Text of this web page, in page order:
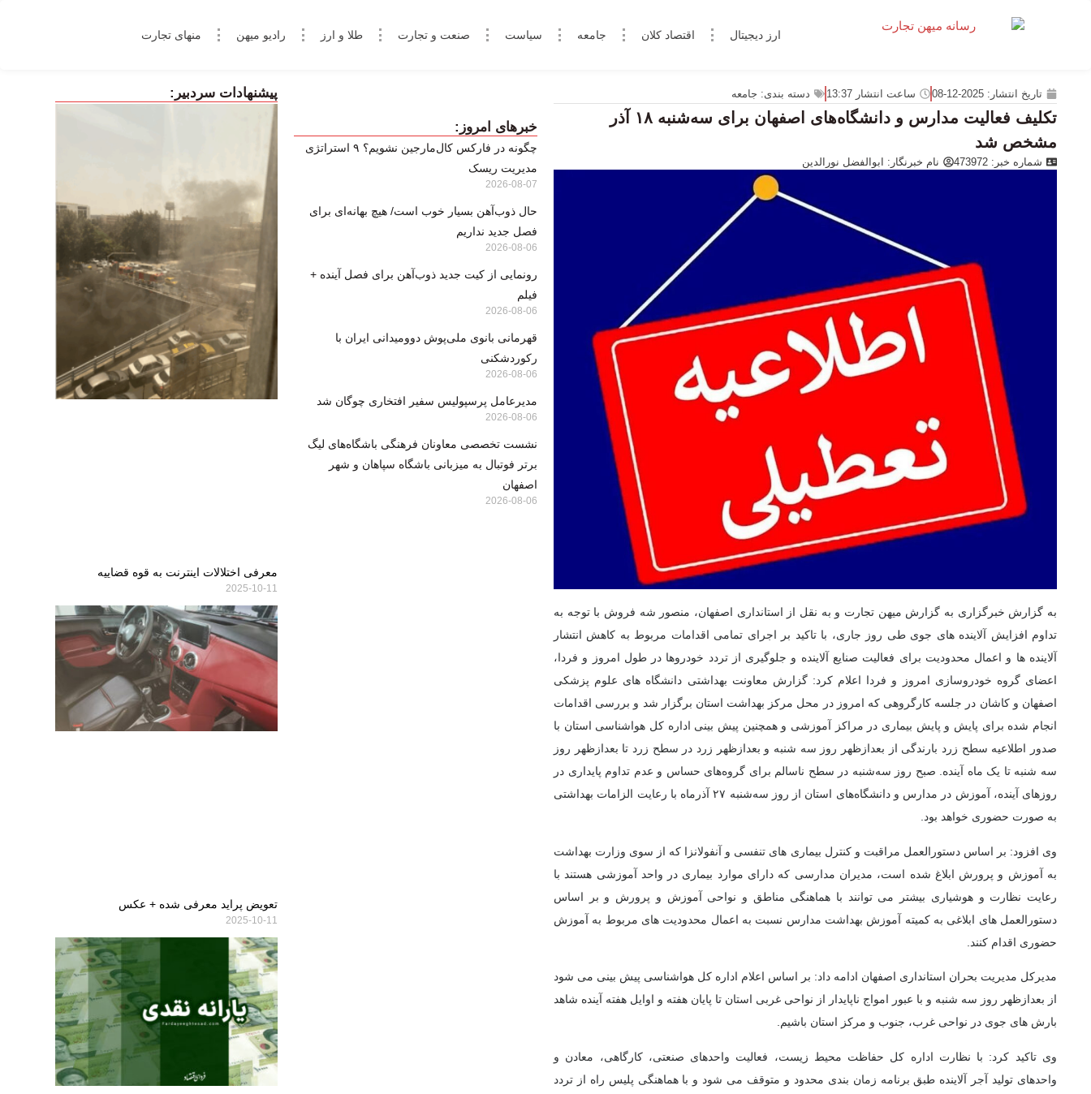
ارز دیجیتال اقتصاد کلان جامعه سیاست صنعت و تجارت طلا و ارز رادیو میهن منهای تجارت
تاریخ انتشار: 2025-12-08 ساعت انتشار 13:37 دسته بندی: جامعه
تکلیف فعالیت مدارس و دانشگاه‌های اصفهان برای سه‌شنبه ۱۸ آذر
مشخص شد
شماره خبر: 473972 نام خبرنگار: ابوالفضل نورالدین
به گزارش خبرگزاری به گزارش میهن تجارت و به نقل از استانداری اصفهان، منصور شه فروش با توجه به
تداوم افزایش آلاینده های جوی طی روز جاری، با تاکید بر اجرای تمامی اقدامات مربوط به کاهش انتشار
آلاینده ها و اعمال محدودیت برای فعالیت صنایع آلاینده و جلوگیری از تردد خودروها در طول امروز و فردا،
اعضای گروه خودروسازی امروز و فردا اعلام کرد: گزارش معاونت بهداشتی دانشگاه های علوم پزشکی
اصفهان و کاشان در جلسه کارگروهی که امروز در محل مرکز بهداشت استان برگزار شد و بررسی اقدامات
انجام شده برای پایش و پایش بیماری در مراکز آموزشی و همچنین پیش بینی اداره کل هواشناسی استان با
صدور اطلاعیه سطح زرد بارندگی از بعدازظهر روز سه شنبه و بعدازظهر زرد در سطح زرد تا بعدازظهر روز
سه شنبه تا یک ماه آینده. صبح روز سه‌شنبه در سطح ناسالم برای گروه‌های حساس و عدم تداوم پایداری در
روزهای آینده، آموزش در مدارس و دانشگاه‌های استان از روز سه‌شنبه ۲۷ آذرماه با رعایت الزامات بهداشتی
به صورت حضوری خواهد بود.
وی افزود: بر اساس دستورالعمل مراقبت و کنترل بیماری های تنفسی و آنفولانزا که از سوی وزارت بهداشت
به آموزش و پرورش ابلاغ شده است، مدیران مدارسی که دارای موارد بیماری در واحد آموزشی هستند با
رعایت نظارت و هوشیاری بیشتر می توانند با هماهنگی مناطق و نواحی آموزش و پرورش و بر اساس
دستورالعمل های ابلاغی به کمیته آموزش بهداشت مدارس نسبت به اعمال محدودیت های مربوط به آموزش
حضوری اقدام کنند.
مدیرکل مدیریت بحران استانداری اصفهان ادامه داد: بر اساس اعلام اداره کل هواشناسی پیش بینی می شود
از بعدازظهر روز سه شنبه و با عبور امواج ناپایدار از نواحی غربی استان تا پایان هفته و اوایل هفته آینده شاهد
بارش های جوی در نواحی غرب، جنوب و مرکز استان باشیم.
وی تاکید کرد: با نظارت اداره کل حفاظت محیط زیست، فعالیت واحدهای صنعتی، کارگاهی، معادن و
واحدهای تولید آجر آلاینده طبق برنامه زمان بندی محدود و متوقف می شود و با هماهنگی پلیس راه از تردد
خبرهای امروز:
چگونه در فارکس کال‌مارجین نشویم؟ ۹ استراتژی
مدیریت ریسک
2026-08-07
حال ذوب‌آهن بسیار خوب است/ هیچ بهانه‌ای برای
فصل جدید نداریم
2026-08-06
رونمایی از کیت جدید ذوب‌آهن برای فصل آینده +
فیلم
2026-08-06
قهرمانی بانوی ملی‌پوش دوومیدانی ایران با
رکوردشکنی
2026-08-06
مدیرعامل پرسپولیس سفیر افتخاری چوگان شد
2026-08-06
نشست تخصصی معاونان فرهنگی باشگاه‌های لیگ
برتر فوتبال به میزبانی باشگاه سپاهان و شهر
اصفهان
2026-08-06
پیشنهادات سردبیر:
معرفی اختلالات اینترنت به قوه قضاییه
2025-10-11
تعویض پراید معرفی شده + عکس
2025-10-11